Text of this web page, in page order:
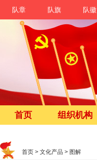
队章 队旗 队徽
首页 组织机构
首页 > 文化产品 > 图解